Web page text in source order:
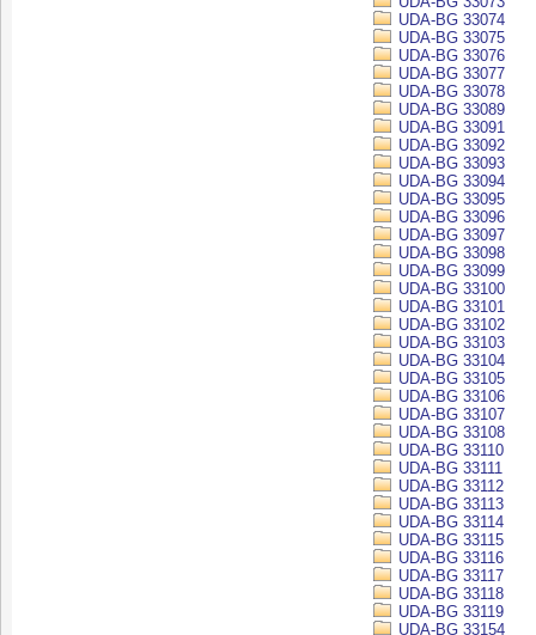
UDA-BG 33074
UDA-BG 33075
UDA-BG 33076
UDA-BG 33077
UDA-BG 33078
UDA-BG 33089
UDA-BG 33091
UDA-BG 33092
UDA-BG 33093
UDA-BG 33094
UDA-BG 33095
UDA-BG 33096
UDA-BG 33097
UDA-BG 33098
UDA-BG 33099
UDA-BG 33100
UDA-BG 33101
UDA-BG 33102
UDA-BG 33103
UDA-BG 33104
UDA-BG 33105
UDA-BG 33106
UDA-BG 33107
UDA-BG 33108
UDA-BG 33110
UDA-BG 33111
UDA-BG 33112
UDA-BG 33113
UDA-BG 33114
UDA-BG 33115
UDA-BG 33116
UDA-BG 33117
UDA-BG 33118
UDA-BG 33119
UDA-BG 33154